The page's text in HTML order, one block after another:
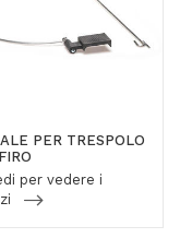
PER TRESPOLO
per vedere i